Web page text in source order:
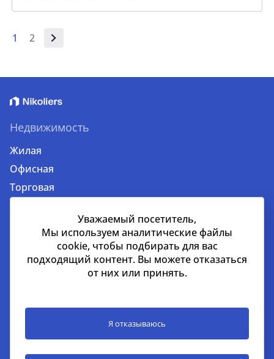
1 2
Недвижимость
Жилая
Офисная
Торговая
Услуги
Услуги для застройщиков и девелоперов
Управление строительными проектами
Инвестиции
Оценка недвижимости и бизнеса
Уважаемый посетитель,
Мы используем аналитические файлы
cookie, чтобы подбирать для вас
подходящий контент. Вы можете отказаться
от них или принять.
Я отказываюсь